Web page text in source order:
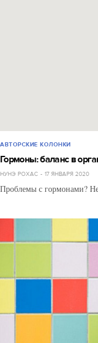
АВТОРСКИЕ КОЛОНКИ
Гормоны: баланс в
НУНЭ РОХАС 17 ЯНВАРЯ 2020
Проблемы с гормонами?